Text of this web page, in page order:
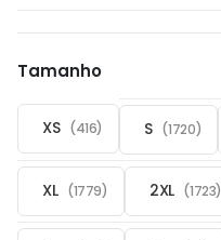
Tamanho
XS (416) S (1720)
XL (1779) 2XL (1723)